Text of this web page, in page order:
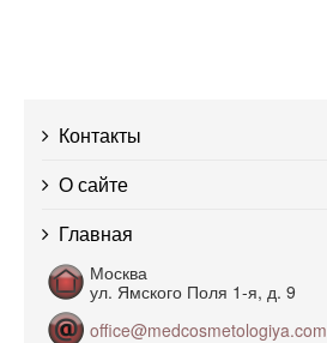
Контакты
О сайте
Главная
Москва
ул. Ямского Поля 1-я, д. 9
office@medcosmetologiya.com